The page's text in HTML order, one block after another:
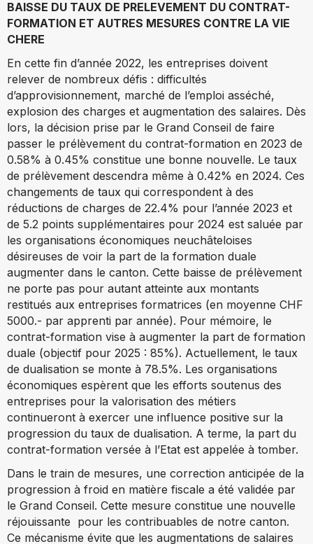
BAISSE DU TAUX DE PRELEVEMENT DU CONTRAT-
FORMATION ET AUTRES MESURES CONTRE LA VIE
CHERE
En cette fin d’année 2022, les entreprises doivent
relever de nombreux défis : difficultés
d’approvisionnement, marché de l’emploi asséché,
explosion des charges et augmentation des salaires. Dès
lors, la décision prise par le Grand Conseil de faire
passer le prélèvement du contrat-formation en 2023 de
0.58% à 0.45% constitue une bonne nouvelle. Le taux
de prélèvement descendra même à 0.42% en 2024. Ces
changements de taux qui correspondent à des
réductions de charges de 22.4% pour l’année 2023 et
de 5.2 points supplémentaires pour 2024 est saluée par
les organisations économiques neuchâteloises
désireuses de voir la part de la formation duale
augmenter dans le canton. Cette baisse de prélèvement
ne porte pas pour autant atteinte aux montants
restitués aux entreprises formatrices (en moyenne CHF
5000.- par apprenti par année). Pour mémoire, le
contrat-formation vise à augmenter la part de formation
duale (objectif pour 2025 : 85%). Actuellement, le taux
de dualisation se monte à 78.5%. Les organisations
économiques espèrent que les efforts soutenus des
entreprises pour la valorisation des métiers
continueront à exercer une influence positive sur la
progression du taux de dualisation. A terme, la part du
contrat-formation versée à l’Etat est appelée à tomber.
Dans le train de mesures, une correction anticipée de la
progression à froid en matière fiscale a été validée par
le Grand Conseil. Cette mesure constitue une nouvelle
réjouissante pour les contribuables de notre canton.
Ce mécanisme évite que les augmentations de salaires